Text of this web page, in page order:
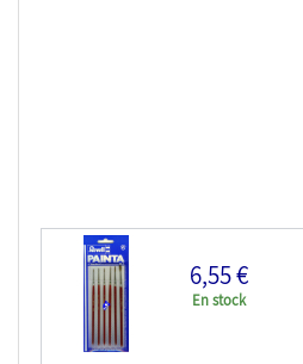
6,55 €
En stock